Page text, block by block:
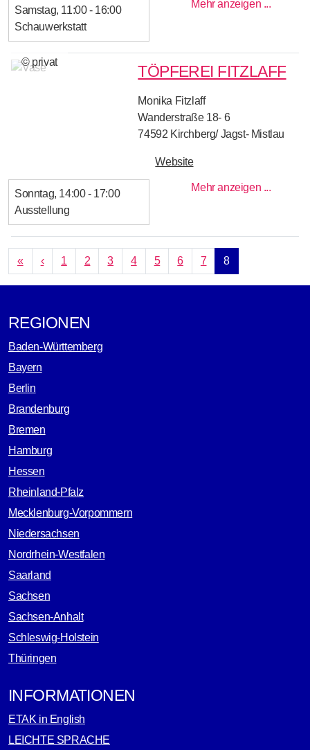
Samstag 11:00 - 16:00
Schauwerkstatt
Mehr anzeigen ...
© privat
TÖPFEREI FITZLAFF
Monika Fitzlaff
Wanderstraße 18- 6
74592 Kirchberg/ Jagst- Mistlau
Website
Sonntag 14:00 - 17:00
Ausstellung
Mehr anzeigen ...
SEITENNUMMERIERUNG
«Erste Seite
‹Vorherige Seite
1 2 3 4 5 6 7 8
REGIONEN
Baden-Württemberg
Bayern
Berlin
Brandenburg
Bremen
Hamburg
Hessen
Rheinland-Pfalz
Mecklenburg-Vorpommern
Niedersachsen
Nordrhein-Westfalen
Saarland
Sachsen
Sachsen-Anhalt
Schleswig-Holstein
Thüringen
INFORMATIONEN
ETAK in English
LEICHTE SPRACHE